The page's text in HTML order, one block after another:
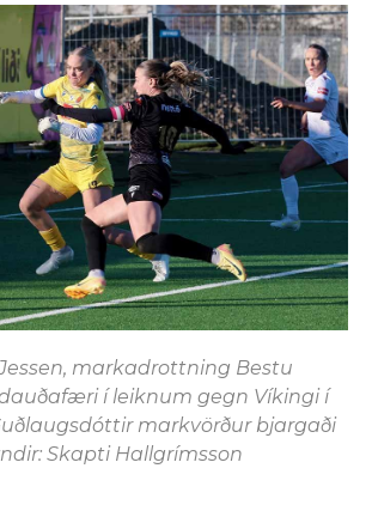
markadrottning Bestu
í leiknum gegn Víkingi í
markvörður bjargaði
Skapti Hallgrímsson